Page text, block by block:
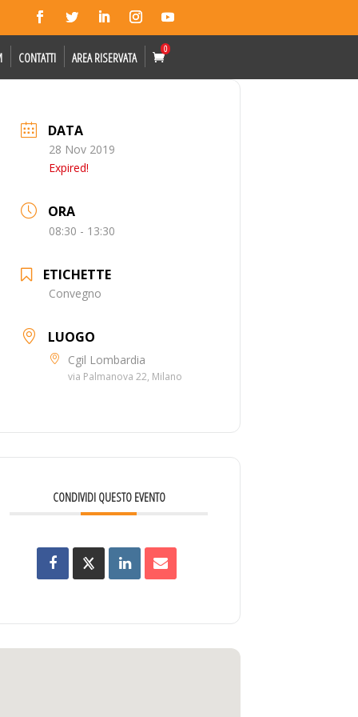
CONTATTI AREA RISERVATA
0
DATA
28 Nov 2019
Expired!
ORA
08:30 - 13:30
ETICHETTE
Convegno
LUOGO
Cgil Lombardia
via Palmanova 22, Milano
CONDIVIDI QUESTO EVENTO